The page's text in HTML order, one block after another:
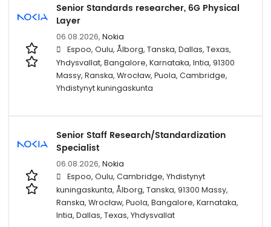
Senior Standards researcher, 6G Physical
Layer
06.08.2026, Nokia
Espoo, Oulu, Ålborg, Tanska, Dallas, Texas,
Yhdysvallat, Bangalore, Karnataka, Intia, 91300
Massy, Ranska, Wrocław, Puola, Cambridge,
Yhdistynyt kuningaskunta
Senior Staff Research/Standardization
Specialist
06.08.2026, Nokia
Espoo, Oulu, Cambridge, Yhdistynyt
kuningaskunta, Ålborg, Tanska, 91300 Massy,
Ranska, Wrocław, Puola, Bangalore, Karnataka,
Intia, Dallas, Texas, Yhdysvallat